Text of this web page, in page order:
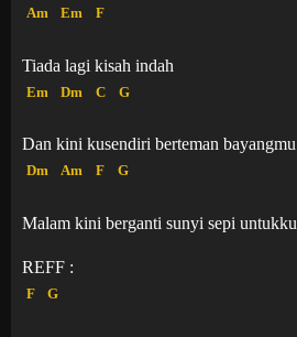
Am Em F
Tiada lagi kisah indah
Em Dm C G
Dan kini kusendiri berteman bayangmu
Dm Am F G
Malam kini berganti sunyi sepi untukku
REFF :
F G